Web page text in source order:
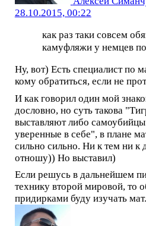
28.10.2015, 00:22
как раз таки совсем
камуфляжи у немцев
Ну, вот) Есть специалист по
кому обратиться, если не
И как говорил один мой
дословно, но суть такова
выставляют либо
уверенные в себе", в плане
сильно сильно. Ни к тем ни к
отношу)) Но выставил)
Если решусь в дальнейшем
технику второй мировой, то
придирками буду изучать